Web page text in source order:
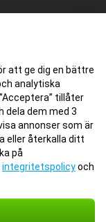
att ge dig en bättre
analytiska
tillåter
dela dem med 3
annonser som är
eller återkalla ditt
på
integritetspolicyoch